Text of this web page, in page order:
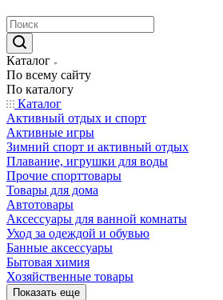
Каталог
По всему сайту
По каталогу
Каталог
Активный отдых и спорт
Активные игры
Зимний спорт и активный отдых
Плавание, игрушки для воды
Прочие спорттовары
Товары для дома
Автотовары
Аксессуары для ванной комнаты
Уход за одеждой и обувью
Банные аксессуары
Бытовая химия
Хозяйственные товары
Показать еще